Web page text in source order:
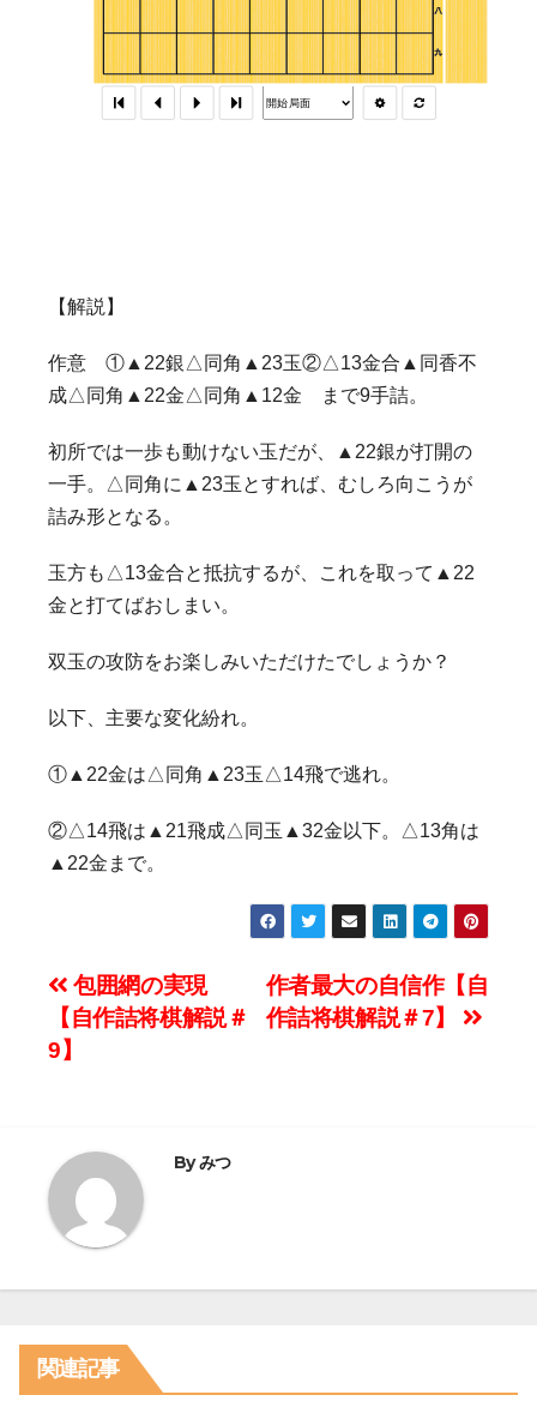
【解説】
作意 ①▲22銀△同角▲23玉②△13金合▲同香不
成△同角▲22金△同角▲12金 まで9手詰。
初所では一歩も動けない玉だが、▲22銀が打開の
一手。△同角に▲23玉とすれば、むしろ向こうが
詰み形となる。
玉方も△13金合と抵抗するが、これを取って▲22
金と打てばおしまい。
双玉の攻防をお楽しみいただけたでしょうか？
以下、主要な変化紛れ。
①▲22金は△同角▲23玉△14飛で逃れ。
②△14飛は▲21飛成△同玉▲32金以下。△13角は
▲22金まで。
投
稿
ビ
ゲ
ー
シ
ョ
ン
作者最大の自信作【自
作詰将棋解説＃7】
包囲網の実現
【自作詰将棋解説＃
9】
Byみつ
関連記事